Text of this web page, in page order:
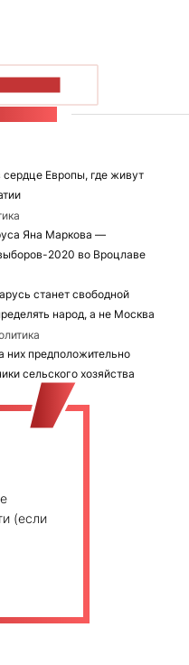
Европы, где живут
Яна Маркова —
2020 во Вроцлаве
станет свободной
народ, а не Москва
предположительно
сельского хозяйства
(если